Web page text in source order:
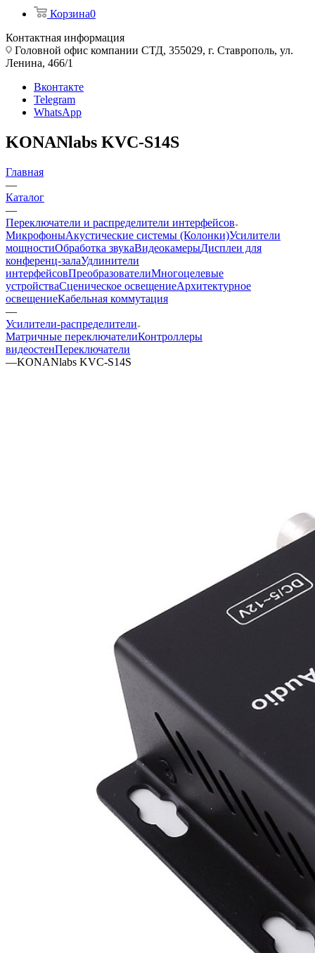
Корзина0
Контактная информация
Головной офис компании СТД, 355029, г. Ставрополь, ул.
Ленина, 466/1
Вконтакте
Telegram
WhatsApp
KONANlabs KVC-S14S
Главная
—
Каталог
—
Переключатели и распределители интерфейсов
МикрофоныАкустические системы (Колонки)Усилители
мощностиОбработка звукаВидеокамерыДисплеи для
конференц-залаУдлинители
интерфейсовПреобразователиМногоцелевые
устройстваСценическое освещениеАрхитектурное
освещениеКабельная коммутация
—
Усилители-распределители
Матричные переключателиКонтроллеры
видеостенПереключатели
—KONANlabs KVC-S14S